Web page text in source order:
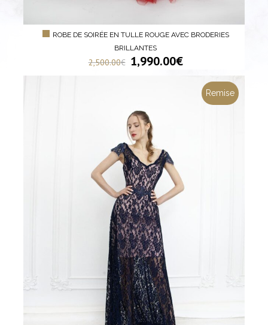
ROBE DE SOIRÉE EN TULLE ROUGE AVEC BRODERIES
BRILLANTES
2,500.00€ 1,990.00€
Remise